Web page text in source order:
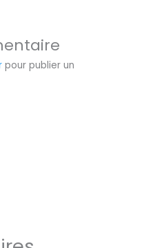
pour publier un